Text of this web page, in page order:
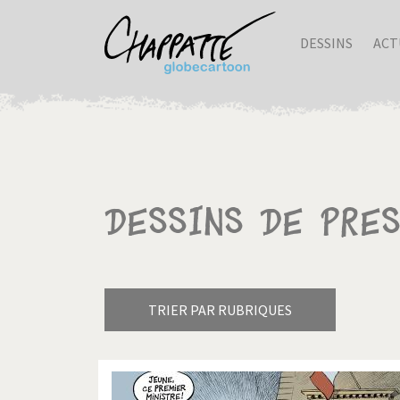
DESSINS
Dessins de
TRIER PAR RUBRIQUES
Armes à domicile